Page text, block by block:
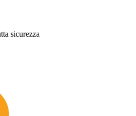
sicurezza